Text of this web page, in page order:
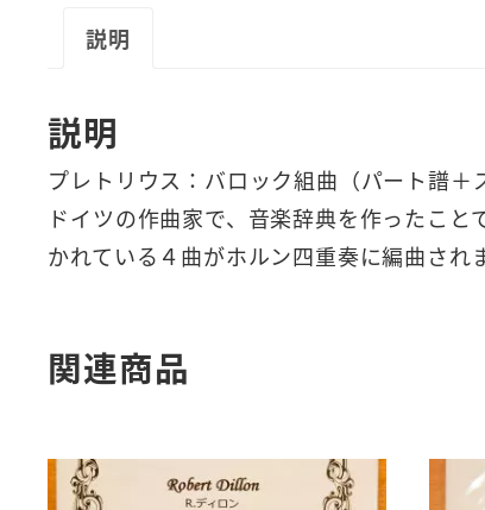
説明
説明
プレトリウス：バロック組曲（パート譜＋
ドイツの作曲家で、音楽辞典を作ったこ
かれている４曲がホルン四重奏に編曲され
関連商品